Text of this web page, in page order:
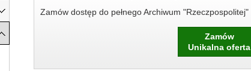
Zamów dostęp do pełnego Archiwum "Rzeczpospolitej"
Zamów
Unikalna oferta